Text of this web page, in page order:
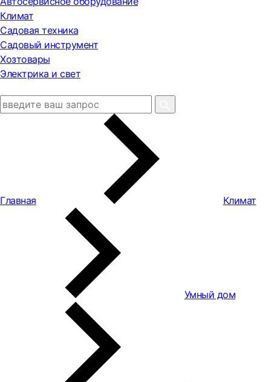
Климат
Садовая техника
Садовый инструмент
Хозтовары
Электрика и свет
Главная Климат
Умный дом